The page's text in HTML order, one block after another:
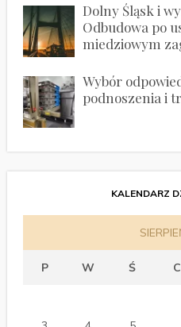
Dolny Śląsk i
Odbudowa po
miedziowym
Wybór
podnoszenia i
KALENDARZ
P W Ś C